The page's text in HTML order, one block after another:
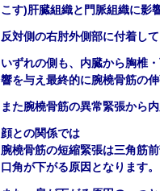
こす)肝臓組織と門脈組織に影
反対側の右肘外側部に付着し
いずれの側も、内臓から胸椎
響を与え最終的に腕橈骨筋の
また腕橈骨筋の異常緊張から
顔との関係では
腕橈骨筋の短縮緊張は三角筋
口角が下がる原因となります。